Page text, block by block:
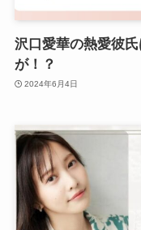
沢口愛華の熱愛彼
が！？
2024年6月4日